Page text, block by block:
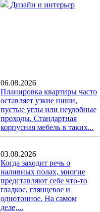
Дизайн и интерьер
06.08.2026
Планировка квартиры часто
оставляет узкие ниши,
пустые углы или неудобные
проходы. Стандартная
корпусная мебель в таких...
03.08.2026
Когда заходит речь о
наливных полах, многие
представляют себе что-то
гладкое, глянцевое и
однотонное. На самом
деле,...